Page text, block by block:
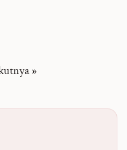
telah bergeser.
menyentuh layar
»